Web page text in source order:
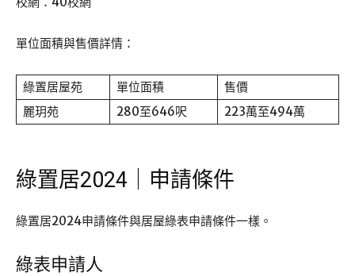
單位面積與售價詳情：
綠置居屋苑 單位面積
售價
麗玥苑
280至646呎 223萬至494萬
綠置居2024｜申請條件
綠置居2024申請條件與居屋綠表申請條件一樣。
綠表申請人